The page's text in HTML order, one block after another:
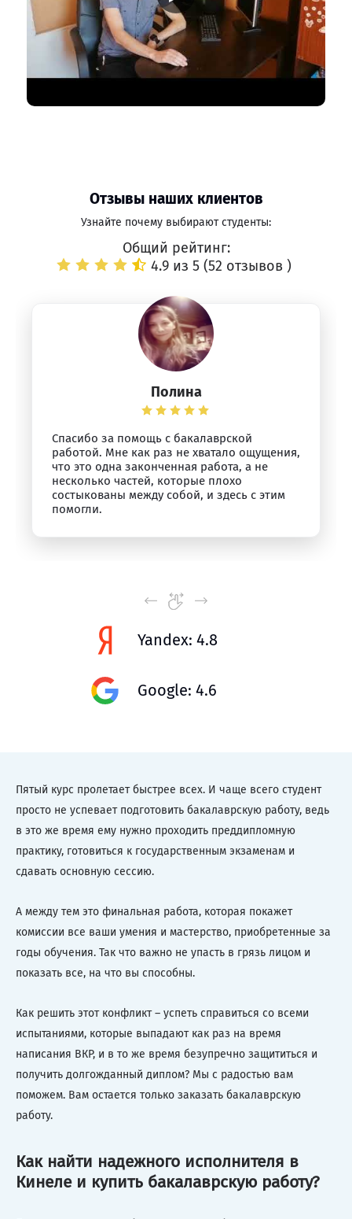
Отзывы наших клиентов
Узнайте почему выбирают студенты:
Общий рейтинг:
4.9 из 5 (52 отзывов )
Полина
Спасибо за помощь с бакалаврской
работой. Мне как раз не хватало ощущения,
что это одна законченная работа, а не
несколько частей, которые плохо
состыкованы между собой, и здесь с этим
помогли.
Yandex: 4.8
Google: 4.6
Пятый курс пролетает быстрее всех. И чаще всего студент
просто не успевает подготовить бакалаврскую работу, ведь
в это же время ему нужно проходить преддипломную
практику, готовиться к государственным экзаменам и
сдавать основную сессию.
А между тем это финальная работа, которая покажет
комиссии все ваши умения и мастерство, приобретенные за
годы обучения. Так что важно не упасть в грязь лицом и
показать все, на что вы способны.
Как решить этот конфликт – успеть справиться со всеми
испытаниями, которые выпадают как раз на время
написания ВКР, и в то же время безупречно защититься и
получить долгожданный диплом? Мы с радостью вам
поможем. Вам остается только заказать бакалаврскую
работу.
Как найти надежного исполнителя в
Кинеле и купить бакалаврскую работу?